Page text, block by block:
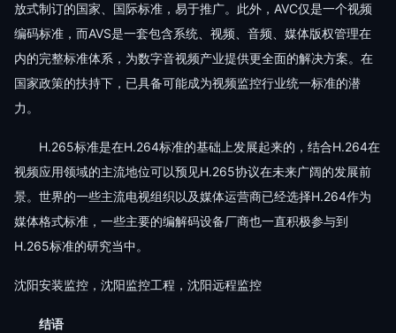
放式制订的国家、国际标准，易于推广。此外，AVC仅是一个视频
编码标准，而AVS是一套包含系统、视频、音频、媒体版权管理在
内的完整标准体系，为数字音视频产业提供更全面的解决方案。在
国家政策的扶持下，已具备可能成为视频监控行业统一标准的潜
力。
H.265标准是在H.264标准的基础上发展起来的，结合H.264在
视频应用领域的主流地位可以预见H.265协议在未来广阔的发展前
景。世界的一些主流电视组织以及媒体运营商已经选择H.264作为
媒体格式标准，一些主要的编解码设备厂商也一直积极参与到
H.265标准的研究当中。
沈阳安装监控，沈阳监控工程，沈阳远程监控
结语